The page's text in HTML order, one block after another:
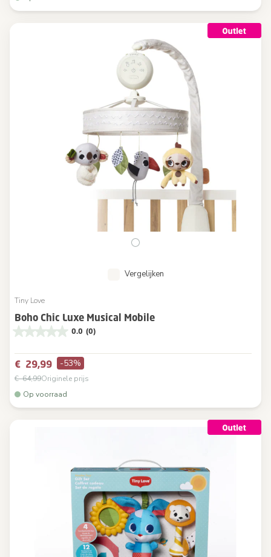
Vergelijken
Tiny Love
Boho Chic Luxe Musical Mobile
0.0 (0)
€ 29,99 -53%
€ 64,99Originele prijs
Op voorraad